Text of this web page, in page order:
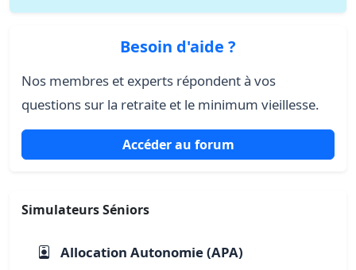
Besoin d'aide ?
Nos membres et experts répondent à vos
questions sur la retraite et le minimum vieillesse.
Accéder au forum
Simulateurs Séniors
Allocation Autonomie (APA)